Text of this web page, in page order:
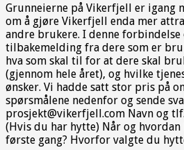
Grunneierne på Vikerfjell er igang
om å gjøre Vikerfjell enda mer
andre brukere. I denne forbindelse
tilbakemelding fra dere som er
hva som skal til for at dere skal
(gjennom hele året), og hvilke
ønsker. Vi hadde satt stor pris på
spørsmålene nedenfor og sende
prosjekt@vikerfjell.com Navn og
(Hvis du har hytte) Når og
første gang? Hvorfor valgte du